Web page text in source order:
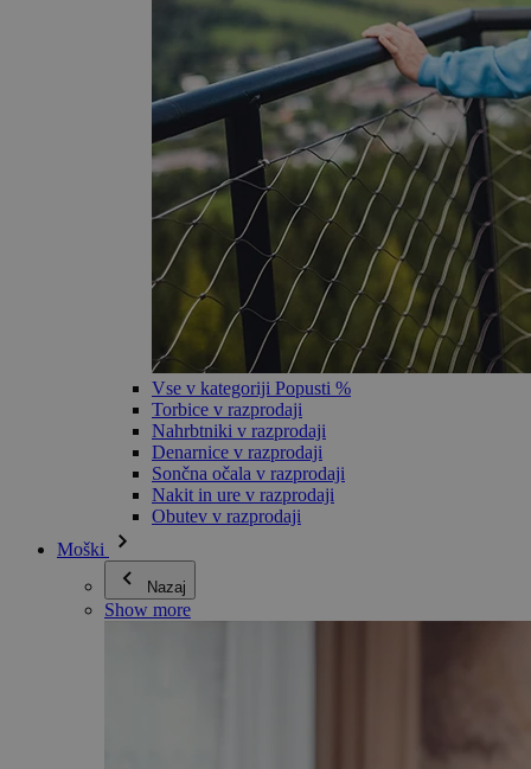
Vse v kategoriji Popusti %
Torbice v razprodaji
Nahrbtniki v razprodaji
Denarnice v razprodaji
Sončna očala v razprodaji
Nakit in ure v razprodaji
Obutev v razprodaji
Moški
Nazaj
Show more